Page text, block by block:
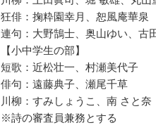
狂俳：掬粋園幸月、恕風庵華泉
連句：大野鵠士、奥山ゆい、古
【小中学生の部】
短歌：近松壮一、村瀬美代子
俳句：遠藤典子、瀬尾千草
川柳：すみしょうこ、南 さと奈
※詩の審査員兼務とする